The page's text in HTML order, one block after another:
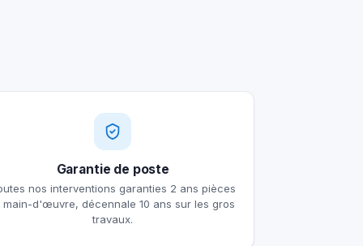
Garantie de poste
nos interventions garanties 2 ans pièces
main-d'œuvre, décennale 10 ans sur les gros
travaux.